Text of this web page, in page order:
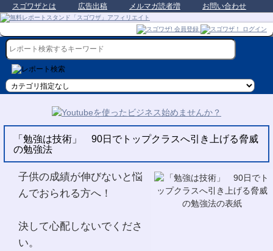
スゴワザとは 広告出稿 メルマガ読者増 お問い合わせ
「勉強は技術」 90日でトップクラスへ引き上げる脅威
の勉強法
子供の成績が伸びないと悩
んでおられる方へ！
決して心配しないでくださ
い。